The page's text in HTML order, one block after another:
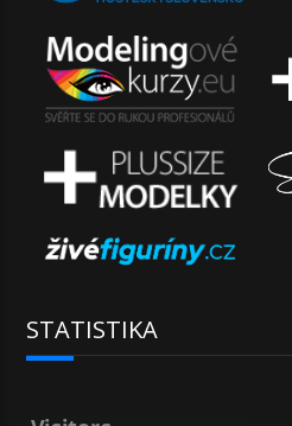
STATISTIKA